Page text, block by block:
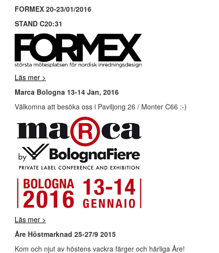
FORMEX 20-23/01/2016
STAND C20:31
Läs mer >
Marca Bologna 13-14 Jan, 2016
Välkomna att besöka oss i Paviljong 26 / Monter C66 :-)
Läs mer >
Åre Höstmarknad 25-27/9 2015
Kom och njut av höstens vackra färger och härliga Åre!